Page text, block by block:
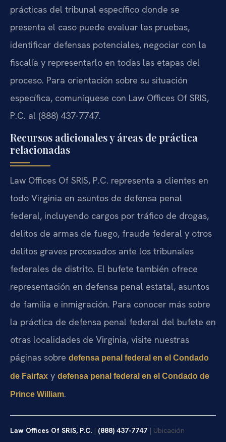
prácticas del tribunal específico donde se
presenta el caso puede evaluar las pruebas,
identificar defensas potenciales, negociar con la
fiscalía y representarlo en todas las etapas del
proceso. Para orientación sobre su situación
específica, comuníquese con Law Offices Of SRIS,
P.C. al (888) 437-7747.
Recursos adicionales y áreas de práctica
relacionadas
Law Offices Of SRIS, P.C. representa a clientes en
todo Virginia en asuntos de defensa penal
federal, incluyendo cargos por tráfico de drogas,
delitos de armas de fuego, fraude federal y otros
delitos graves procesados ante los tribunales
federales de distrito. El bufete también ofrece
representación en defensa penal estatal, asuntos
de familia e inmigración. Para conocer más sobre
la práctica de defensa penal federal del bufete en
otras localidades de Virginia, visite nuestras
páginas sobre defensa penal federal en el Condado
de Fairfax y defensa penal federal en el Condado de
Prince William.
Law Offices Of SRIS, P.C. | (888) 437-7747 | Ubicación